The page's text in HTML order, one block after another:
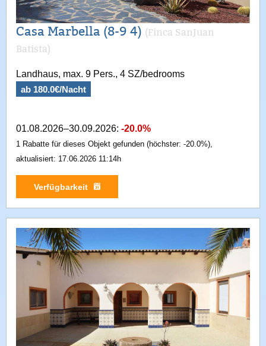
Casa Marbella (8-9 4) (Finca SanJuan
Batista)
Landhaus, max. 9 Pers., 4 SZ/bedrooms
ab 180.0€/Nacht
01.08.2026–30.09.2026: -20.0%
1 Rabatte für dieses Objekt gefunden (höchster: -20.0%),
aktualisiert: 17.06.2026 11:14h
Verfügbarkeit